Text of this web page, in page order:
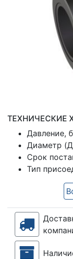
ТЕХНИЧЕСКИЕ
Давление,
Диаметр
Срок
Тип